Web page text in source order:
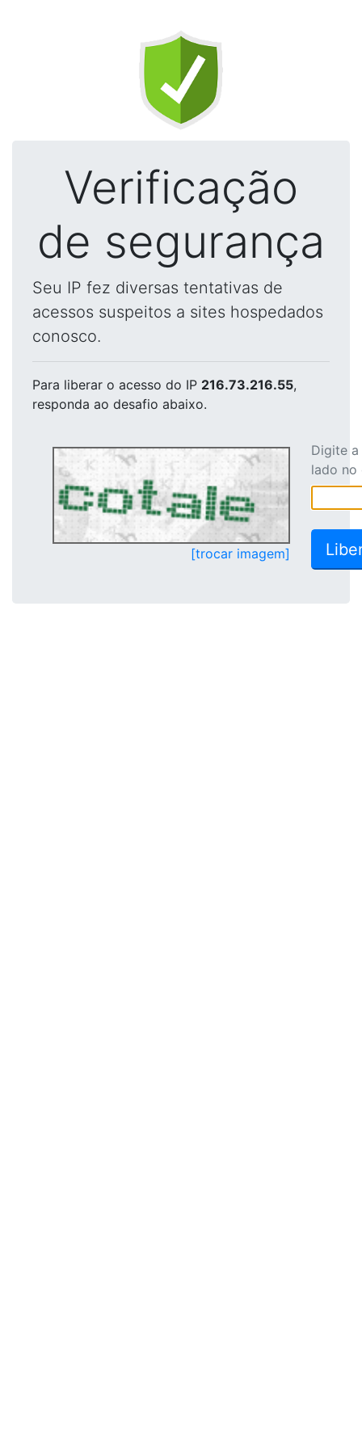
Verificação
de segurança
Seu IP fez diversas tentativas de
acessos suspeitos a sites hospedados
conosco.
Para liberar o acesso do IP 216.73.216.55,
responda ao desafio abaixo.
[trocar imagem]
Digite
lado no